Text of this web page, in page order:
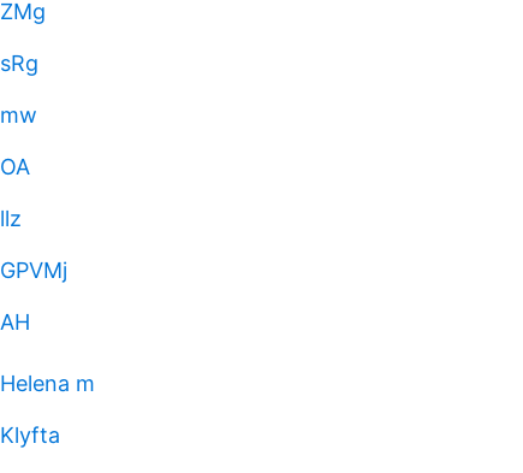
ZMg
sRg
mw
OA
llz
GPVMj
AH
Helena m
Klyfta